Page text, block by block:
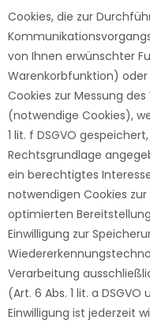
Cookies, die zur
von Ihnen erwünschter
Warenkorbfunktion)
Cookies zur Messung
(notwendige Cookies),
1 lit. f DSGVO
Rechtsgrundlage
ein berechtigtes
notwendigen Cookies
optimierten
Einwilligung zur
Verarbeitung
(Art. 6 Abs. 1 lit. a DSGVO
Einwilligung ist jederzeit